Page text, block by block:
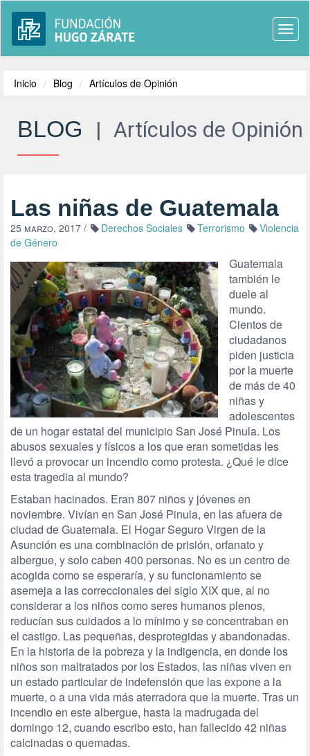
Inicio Blog Artículos de Opinión
BLOG | Artículos de Opinión
Las niñas de Guatemala
25 marzo, 2017 / Derechos Sociales Terrorismo
Violencia
de Género
Guatemala
también le
duele al
mundo.
Cientos de
ciudadanos
piden justicia
por la muerte
de más de 40
niñas y
adolescentes
de un hogar estatal del municipio San José Pinula. Los
abusos sexuales y físicos a los que eran sometidas les
llevó a provocar un incendio como protesta. ¿Qué le dice
esta tragedia al mundo?
Estaban hacinados. Eran 807 niños y jóvenes en
noviembre. Vivían en San José Pinula, en las afuera de
ciudad de Guatemala. El Hogar Seguro Virgen de la
Asunción es una combinación de prisión, orfanato y
albergue, y solo caben 400 personas. No es un centro de
acogida como se esperaría, y su funcionamiento se
asemeja a las correccionales del siglo XIX que, al no
considerar a los niños como seres humanos plenos,
reducían sus cuidados a lo mínimo y se concentraban en
el castigo. Las pequeñas, desprotegidas y abandonadas.
En la historia de la pobreza y la indigencia, en donde los
niños son maltratados por los Estados, las niñas viven en
un estado particular de indefensión que las expone a la
muerte, o a una vida más aterradora que la muerte. Tras un
incendio en este albergue, hasta la madrugada del
domingo 12, cuando escribo esto, han fallecido 42 niñas
calcinadas o quemadas.